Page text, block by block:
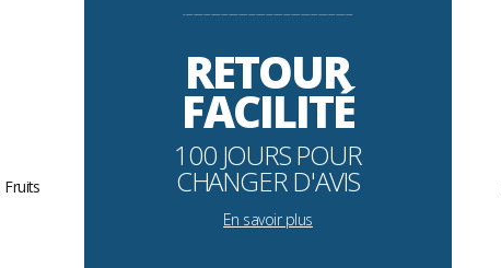
--------------------------------------------------------------------
RETOUR
FACILITÉ
100 JOURS POUR
CHANGER D'AVIS
En savoir plus